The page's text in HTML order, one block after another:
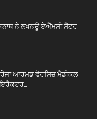
ਨੇ ਲਖਨਊ ਏਐੱਮਸੀ ਸੈਂਟਰ
ਆਰਮਡ ਫੋਰਸਿਜ਼ ਮੈਡੀਕਲ